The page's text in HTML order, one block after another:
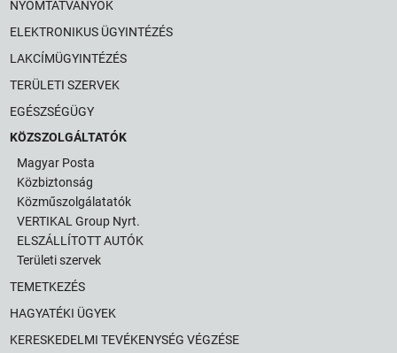
NYOMTATVÁNYOK
ELEKTRONIKUS ÜGYINTÉZÉS
LAKCÍMÜGYINTÉZÉS
TERÜLETI SZERVEK
EGÉSZSÉGÜGY
KÖZSZOLGÁLTATÓK
Magyar Posta
Közbiztonság
Közműszolgálatatók
VERTIKAL Group Nyrt.
ELSZÁLLÍTOTT AUTÓK
Területi szervek
TEMETKEZÉS
HAGYATÉKI ÜGYEK
KERESKEDELMI TEVÉKENYSÉG VÉGZÉSE